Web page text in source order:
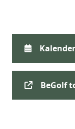
Kalender
BeGolf